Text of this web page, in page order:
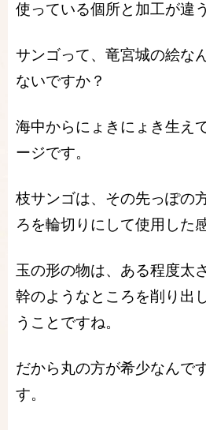
使っている個所と加工が違
サンゴって、竜宮城の絵な
ないですか？
海中からにょきにょき生え
ージです。
枝サンゴは、その先っぽの
ろを輪切りにして使用した
玉の形の物は、ある程度太
幹のようなところを削り出
うことですね。
だから丸の方が希少なんで
す。